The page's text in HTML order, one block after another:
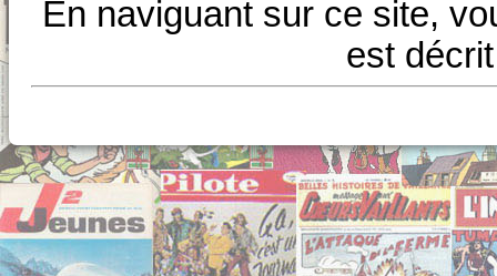
En naviguant sur ce site,
est